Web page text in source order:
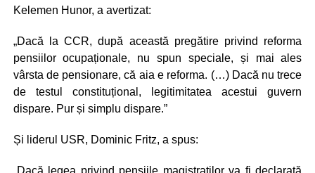
Kelemen Hunor, a avertizat:
„Dacă la CCR, după această pregătire privind reforma
pensiilor ocupaționale, nu spun speciale, și mai ales
vârsta de pensionare, că aia e reforma. (…) Dacă nu trece
de testul constituțional, legitimitatea acestui guvern
dispare. Pur și simplu dispare.”
Și liderul USR, Dominic Fritz, a spus:
„Dacă legea privind pensiile magistraților va fi declarată